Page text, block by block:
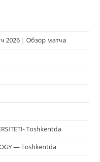
2026 | Обзор матча
Toshkentda
— Toshkentda